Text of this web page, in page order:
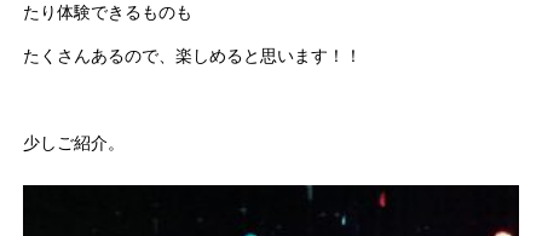
たり体験できるものも
たくさんあるので、楽しめると思います！！
少しご紹介。